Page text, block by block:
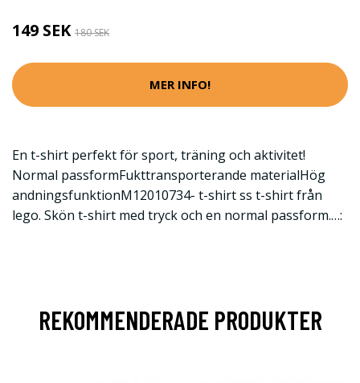
149 SEK 180 SEK
MER INFO!
En t-shirt perfekt för sport, träning och aktivitet!
Normal passformFukttransporterande materialHög
andningsfunktionM12010734- t-shirt ss t-shirt från
lego. Skön t-shirt med tryck och en normal passform.…:
REKOMMENDERADE PRODUKTER